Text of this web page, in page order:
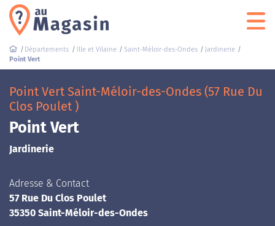
Départements Ille et Vilaine Saint-Méloir-des-Ondes
Jardinerie
Point Vert
Point Vert Saint-Méloir-des-Ondes (57 Rue Du
Clos Poulet )
Point Vert
Jardinerie
Adresse & Contact
57 Rue Du Clos Poulet
35350 Saint-Méloir-des-Ondes